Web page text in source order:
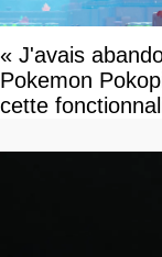
« J'avais
Pokemon
cette